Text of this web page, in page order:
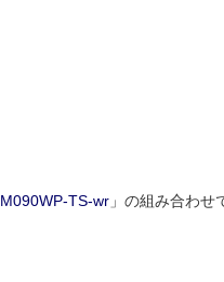
M090WP-TS-wr 」の組み合わせ